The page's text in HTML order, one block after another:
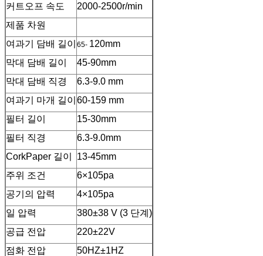
커트오프 속도
2000-2500r/min
제품 차원
여과기 담배 길이 65- 120mm
막대 담배 길이
45-90mm
막대 담배 직경
6.3-9.0 mm
여과기 마개 길이 60-159 mm
필터 길이
15-30mm
필터 직경
6.3-9.0mm
CorkPaper 길이
13-45mm
주위 조건
6×105pa
공기의 압력
4×105pa
일 압력
380±38 V (3 단계)
공급 전압
220±22V
점화 전압
50HZ±1HZ